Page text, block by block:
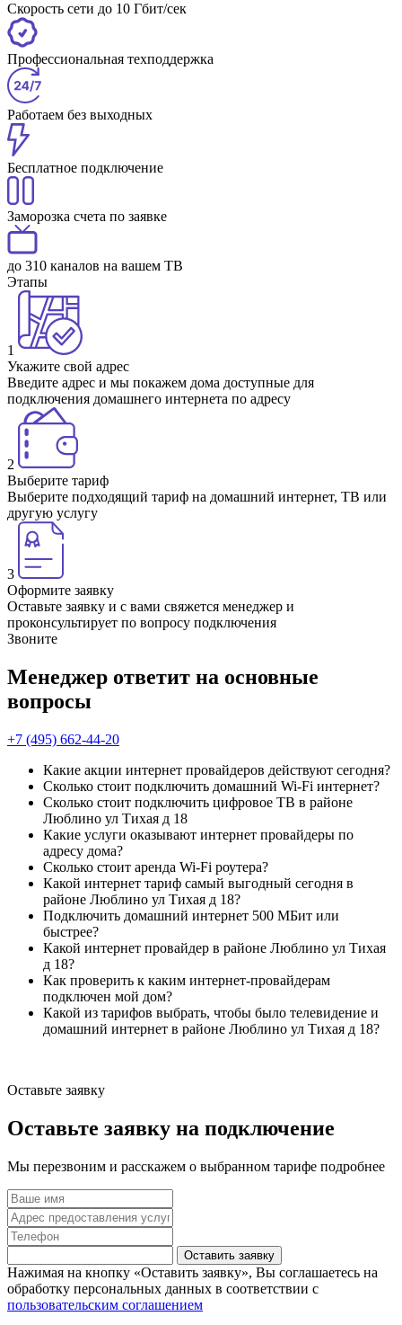
Скорость сети до 10 Гбит/сек
Профессиональная техподдержка
Работаем без выходных
Бесплатное подключение
Заморозка счета по заявке
до 310 каналов на вашем ТВ
Этапы
1
Укажите свой адрес
Введите адрес и мы покажем дома доступные для
подключения домашнего интернета по адресу
2
Выберите тариф
Выберите подходящий тариф на домашний интернет, ТВ или
другую услугу
3
Оформите заявку
Оставьте заявку и с вами свяжется менеджер и
проконсультирует по вопросу подключения
Звоните
Менеджер ответит на основные
вопросы
+7 (495) 662-44-20
Какие акции интернет провайдеров действуют сегодня?
Сколько стоит подключить домашний Wi-Fi интернет?
Сколько стоит подключить цифровое ТВ в районе
Люблино ул Тихая д 18
Какие услуги оказывают интернет провайдеры по
адресу дома?
Сколько стоит аренда Wi-Fi роутера?
Какой интернет тариф самый выгодный сегодня в
районе Люблино ул Тихая д 18?
Подключить домашний интернет 500 МБит или
быстрее?
Какой интернет провайдер в районе Люблино ул Тихая
д 18?
Как проверить к каким интернет-провайдерам
подключен мой дом?
Какой из тарифов выбрать, чтобы было телевидение и
домашний интернет в районе Люблино ул Тихая д 18?
Оставьте заявку
Оставьте заявку на подключение
Мы перезвоним и расскажем о выбранном тарифе подробнее
Оставить заявку
Нажимая на кнопку «Оставить заявку», Вы соглашаетесь на
обработку персональных данных в соответствии с
пользовательским соглашением